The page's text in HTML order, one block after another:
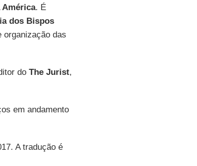
América. É
dos Bispos
das
do The Jurist,
em andamento
A tradução é